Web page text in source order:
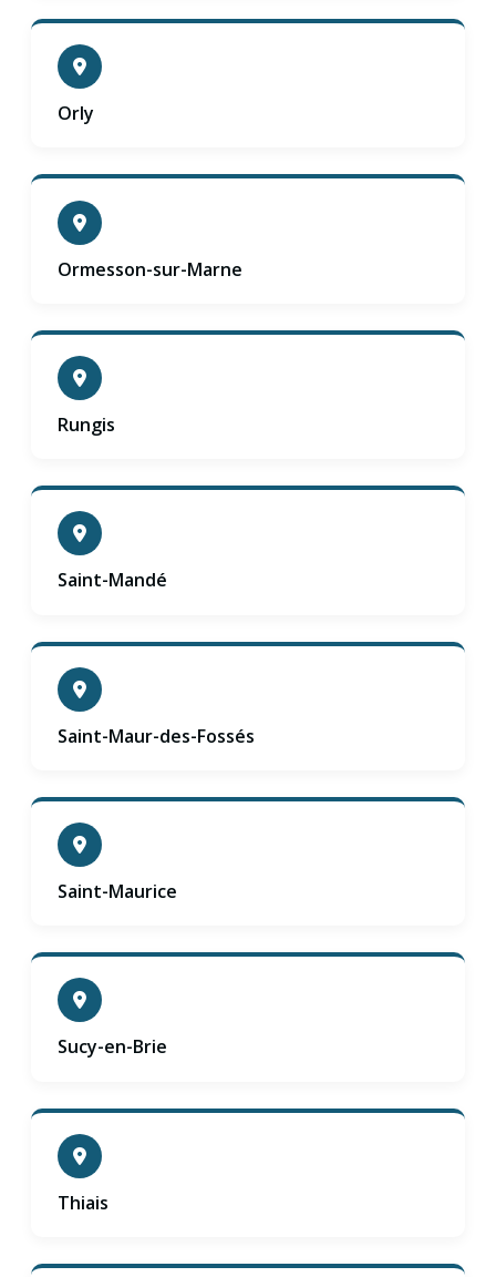
Orly
Ormesson-sur-Marne
Rungis
Saint-Mandé
Saint-Maur-des-Fossés
Saint-Maurice
Sucy-en-Brie
Thiais